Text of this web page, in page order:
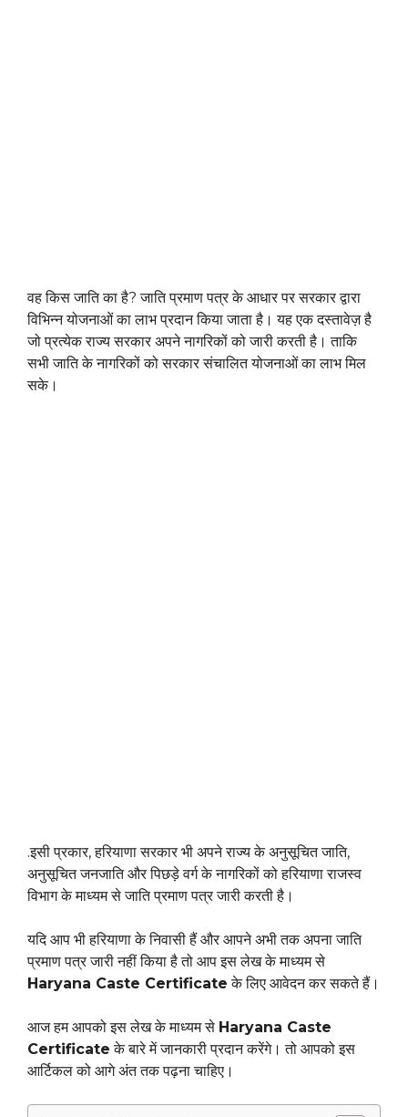
वह किस जाति का है? जाति प्रमाण पत्र के आधार पर सरकार द्वारा
विभिन्न योजनाओं का लाभ प्रदान किया जाता है। यह एक दस्तावेज़ है
जो प्रत्येक राज्य सरकार अपने नागरिकों को जारी करती है। ताकि
सभी जाति के नागरिकों को सरकार संचालित योजनाओं का लाभ मिल
सके।
.इसी प्रकार, हरियाणा सरकार भी अपने राज्य के अनुसूचित जाति,
अनुसूचित जनजाति और पिछड़े वर्ग के नागरिकों को हरियाणा राजस्व
विभाग के माध्यम से जाति प्रमाण पत्र जारी करती है।
यदि आप भी हरियाणा के निवासी हैं और आपने अभी तक अपना जाति
प्रमाण पत्र जारी नहीं किया है तो आप इस लेख के माध्यम से
Haryana Caste Certificate के लिए आवेदन कर सकते हैं।
आज हम आपको इस लेख के माध्यम से Haryana Caste
Certificate के बारे में जानकारी प्रदान करेंगे। तो आपको इस
आर्टिकल को आगे अंत तक पढ़ना चाहिए।